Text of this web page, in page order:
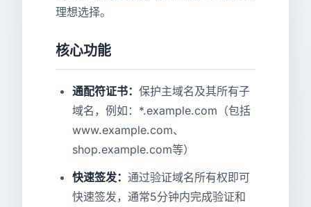
理想选择。
核心功能
通配符证书： 保护主域名及其所有子
域名，例如：*.example.com（包括
www.example.com、
shop.example.com等）
快速签发： 通过验证域名所有权即可
快速签发，通常5分钟内完成验证和